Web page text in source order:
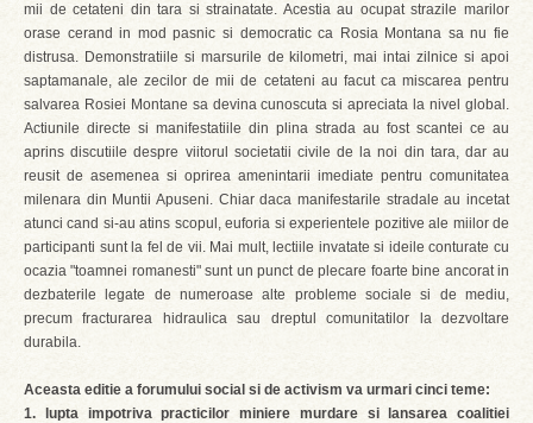
mii de cetateni din tara si strainatate. Acestia au ocupat strazile marilor
orase cerand in mod pasnic si democratic ca Rosia Montana sa nu fie
distrusa. Demonstratiile si marsurile de kilometri, mai intai zilnice si apoi
saptamanale, ale zecilor de mii de cetateni au facut ca miscarea pentru
salvarea Rosiei Montane sa devina cunoscuta si apreciata la nivel global.
Actiunile directe si manifestatiile din plina strada au fost scantei ce au
aprins discutiile despre viitorul societatii civile de la noi din tara, dar au
reusit de asemenea si oprirea amenintarii imediate pentru comunitatea
milenara din Muntii Apuseni. Chiar daca manifestarile stradale au incetat
atunci cand si-au atins scopul, euforia si experientele pozitive ale miilor de
participanti sunt la fel de vii. Mai mult, lectiile invatate si ideile conturate cu
ocazia "toamnei romanesti" sunt un punct de plecare foarte bine ancorat in
dezbaterile legate de numeroase alte probleme sociale si de mediu,
precum fracturarea hidraulica sau dreptul comunitatilor la dezvoltare
durabila.
Aceasta editie a forumului social si de activism va urmari cinci teme:
1. lupta impotriva practicilor miniere murdare si lansarea coalitiei